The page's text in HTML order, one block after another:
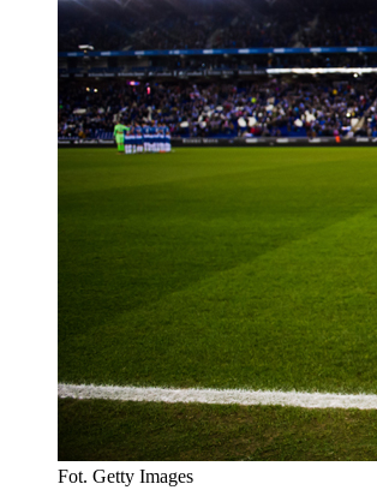
Fot. Getty Images